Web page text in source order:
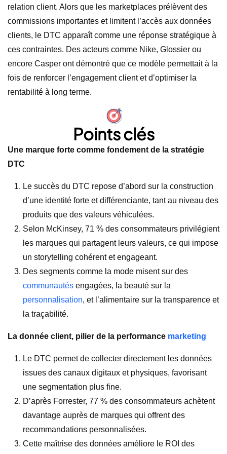
relation client. Alors que les marketplaces prélèvent des
commissions importantes et limitent l’accès aux données
clients, le DTC apparaît comme une réponse stratégique à
ces contraintes. Des acteurs comme Nike, Glossier ou
encore Casper ont démontré que ce modèle permettait à la
fois de renforcer l’engagement client et d’optimiser la
rentabilité à long terme.
Points clés
Une marque forte comme fondement de la stratégie
DTC
Le succès du DTC repose d’abord sur la construction
d’une identité forte et différenciante, tant au niveau des
produits que des valeurs véhiculées.
Selon McKinsey, 71 % des consommateurs privilégient
les marques qui partagent leurs valeurs, ce qui impose
un storytelling cohérent et engageant.
Des segments comme la mode misent sur des
communautés engagées, la beauté sur la
personnalisation, et l’alimentaire sur la transparence et
la traçabilité.
La donnée client, pilier de la performance marketing
Le DTC permet de collecter directement les données
issues des canaux digitaux et physiques, favorisant
une segmentation plus fine.
D’après Forrester, 77 % des consommateurs achètent
davantage auprès de marques qui offrent des
recommandations personnalisées.
Cette maîtrise des données améliore le ROI des